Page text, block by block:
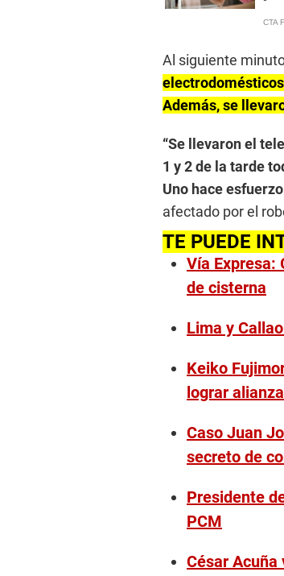
Al siguiente
Además, se
“Se llevaron el
1 y 2 de la tarde
Uno hace
afectado por el
TE PUEDE
Vía Expresa:
de cisterna
Lima y
Keiko
lograr
Caso Juan
secreto de
Presidente
PCM
César